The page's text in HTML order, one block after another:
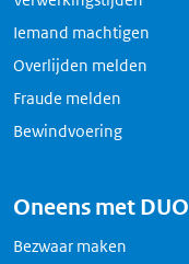
Iemand machtigen
Overlijden melden
Fraude melden
Bewindvoering
Oneens met DUO
Bezwaar maken